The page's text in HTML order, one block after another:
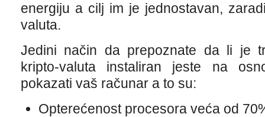
energiju a cilj im je jednostavan,
valuta.
Jedini način da prepoznate da li je
kripto-valuta instaliran jeste na
pokazati vaš računar a to su:
Opterećenost procesora veća od